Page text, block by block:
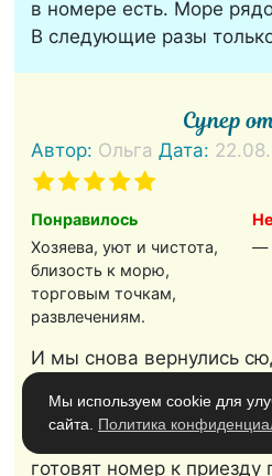
в номере есть. Море
В следующие разы
Супер
Автор: Ольга Дата:
Понравилось
Хозяева, уют и чистота,
близость к морю,
торговым точкам,
развлечениям.
—
И мы снова вернулись
Лучшие хозяева, самые
чистые номера. Я
готовят номер к
Мы используем cookie для
сайта. Политика